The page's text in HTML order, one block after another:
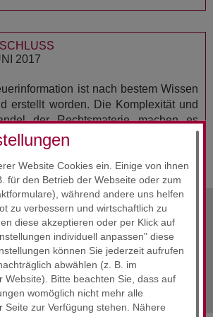
Website Cookies ein. Einige von ihnen
für den Betrieb der Webseite oder zum
während andere uns helfen
zu verbessern und wirtschaftlich zu
diese akzeptieren oder per Klick auf
individuell anpassen" diese
können Sie jederzeit aufrufen
abwählen (z. B. im
Website). Bitte beachten Sie, dass auf
womöglich nicht mehr alle
Seite zur Verfügung stehen. Nähere
2017
ist nach bestem Wissen
erstellt worden. Die Komplexität und
der Rechtsmaterie machen es
und Gewähr auszuschließen. Die
ersetzt nicht die individuelle Beratung.
Alle InfosJuni 2017
nächste InfoJuni 2017